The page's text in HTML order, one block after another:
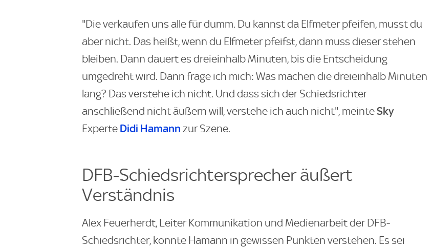
"Die verkaufen uns alle für dumm. Du kannst da Elfmeter pfeifen, musst du
aber nicht. Das heißt, wenn du Elfmeter pfeifst, dann muss dieser stehen
bleiben. Dann dauert es dreieinhalb Minuten, bis die Entscheidung
umgedreht wird. Dann frage ich mich: Was machen die dreieinhalb Minuten
lang? Das verstehe ich nicht. Und dass sich der Schiedsrichter
anschließend nicht äußern will, verstehe ich auch nicht", meinteSky
Experte Didi Hamann zur Szene.
DFB-Schiedsrichtersprecher äußert
Verständnis
Alex Feuerherdt, Leiter Kommunikation und Medienarbeit der DFB-
Schiedsrichter, konnte Hamann in gewissen Punkten verstehen. Es sei